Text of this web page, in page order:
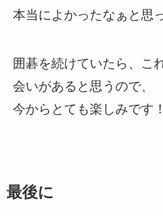
本当によかったなぁと思
囲碁を続けていたら、こ
会いがあると思うので、
今からとても楽しみです！
最後に